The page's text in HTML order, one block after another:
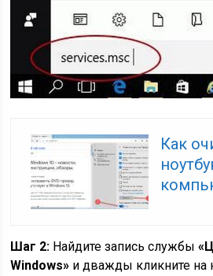
Как
Шаг 2: Найдите запись службы«
Windows» и дважды кликните на